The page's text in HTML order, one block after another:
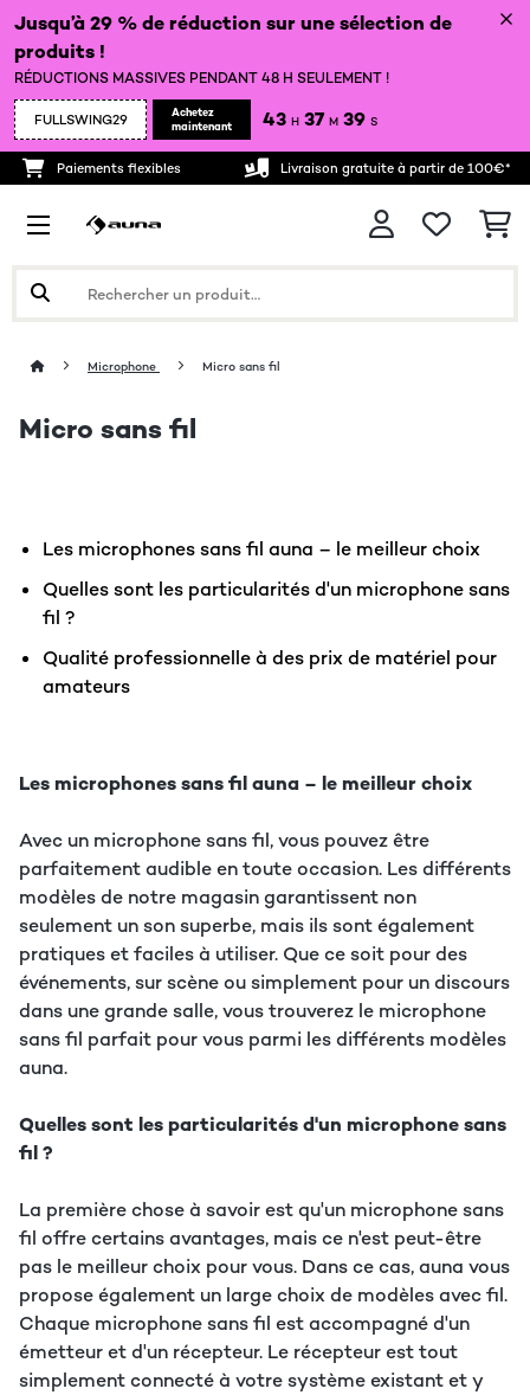
Jusqu’à 29 % de réduction sur une sélection de
produits !
RÉDUCTIONS MASSIVES PENDANT 48 H SEULEMENT !
FULLSWING29
Achetez
maintenant
43 H 37 M 37 S
Paiements flexibles Livraison gratuite à partir de 100€*
Microphone Micro sans fil
Micro sans fil
Les microphones sans fil auna – le meilleur choix
Quelles sont les particularités d'un microphone sans
fil ?
Qualité professionnelle à des prix de matériel pour
amateurs
Les microphones sans fil auna – le meilleur choix
Avec un microphone sans fil, vous pouvez être
parfaitement audible en toute occasion. Les différents
modèles de notre magasin garantissent non
seulement un son superbe, mais ils sont également
pratiques et faciles à utiliser. Que ce soit pour des
événements, sur scène ou simplement pour un discours
dans une grande salle, vous trouverez le microphone
sans fil parfait pour vous parmi les différents modèles
auna.
Quelles sont les particularités d'un microphone sans
fil ?
La première chose à savoir est qu'un microphone sans
fil offre certains avantages, mais ce n'est peut-être
pas le meilleur choix pour vous. Dans ce cas, auna vous
propose également un large choix de modèles avec fil.
Chaque microphone sans fil est accompagné d'un
émetteur et d'un récepteur. Le récepteur est tout
simplement connecté à votre système existant et y